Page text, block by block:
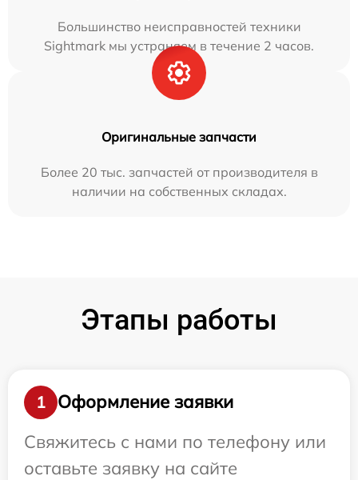
Большинство неисправностей техники
Sightmark мы устраняем в течение 2 часов.
Оригинальные запчасти
Более 20 тыс. запчастей от производителя в
наличии на собственных складах.
Этапы работы
1
Оформление заявки
Свяжитесь с нами по телефону или
оставьте заявку на сайте